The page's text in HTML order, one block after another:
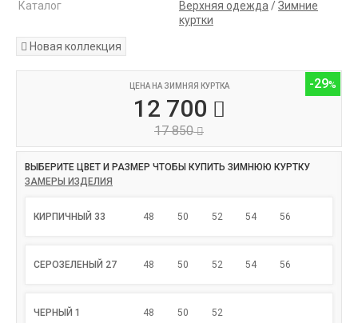
Каталог
Верхняя одежда /Зимние
куртки
Новая коллекция
-29
ЦЕНА НА ЗИМНЯЯ КУРТКА
12 700
17 850
ВЫБЕРИТЕ ЦВЕТ И РАЗМЕР ЧТОБЫ КУПИТЬ ЗИМНЮЮ КУРТКУ
ЗАМЕРЫ ИЗДЕЛИЯ
КИРПИЧНЫЙ 33 48 50 52 54 56
СЕРОЗЕЛЕНЫЙ 27 48 50 52 54 56
ЧЕРНЫЙ 1 48 50 52